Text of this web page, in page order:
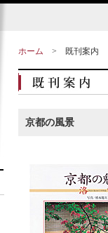
ホーム > 既刊案内
京都の風景